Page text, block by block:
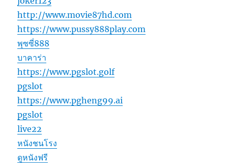
http://www.movie87hd.com
https://www.pussy888play.com
พุซซี่888
บาคาร่า
https://www.pgslot.golf
pgslot
https://www.pgheng99.ai
pgslot
live22
หนังชนโรง
ดูหนังฟรี